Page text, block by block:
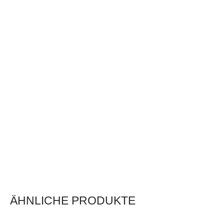
ÄHNLICHE PRODUKTE